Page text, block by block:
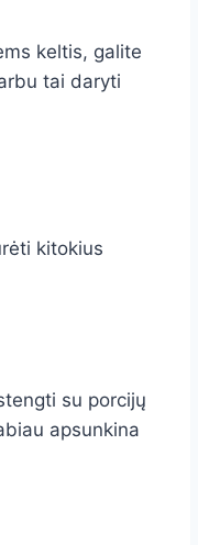
keltis, galite
tai daryti
kitokius
su porcijų
apsunkina